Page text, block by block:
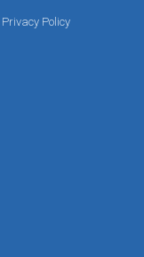
Privacy Policy